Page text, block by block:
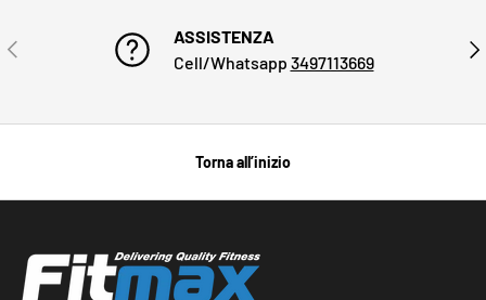
INDIETRO
ASSISTENZA
Cell/Whatsapp 3497113669
Torna all’inizio